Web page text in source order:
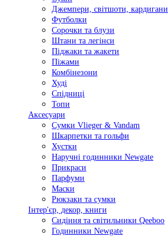
Джемпери, світшоти, кардигани
Футболки
Сорочки та блузи
Штани та легінси
Піджаки та жакети
Піжами
Комбінезони
Худі
Спідниці
Топи
Аксесуари
Сумки Vlieger & Vandam
Шкарпетки та гольфи
Хустки
Наручні годинники Newgate
Прикраси
Парфуми
Маски
Рюкзаки та сумки
Інтер'єр, декор, книги
Сидіння та світильники Qeeboo
Годинники Newgate